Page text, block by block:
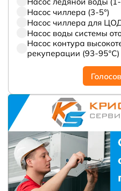
Насос чиллера (3-5°)
Насос чиллера для
Насос воды системы
Насос контура
рекуперации (93-95°С)